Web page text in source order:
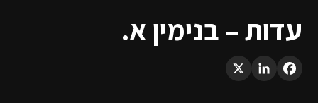
עדות – בנימין א.
Facebook
LinkedIn
X